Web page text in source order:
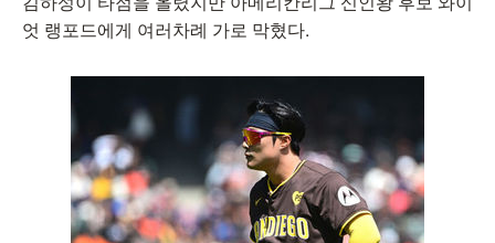
엇 랭포드에게 여러차례 가로 막혔다.